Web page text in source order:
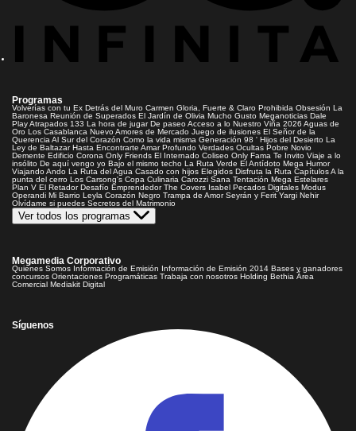
Programas
Volverías con tu Ex Detrás del Muro Carmen Gloria, Fuerte & Claro Prohibida Obsesión La
Baronesa Reunión de Superados El Jardín de Olivia Mucho Gusto Meganoticias Dale
PlayAtrapados 133 La hora de jugar De paseoAcceso a lo Nuestro Viña 2026 Aguas de
Oro Los Casablanca Nuevo Amores de Mercado Juego de ilusiones El Señor de la
Querencia Al Sur del Corazón Como la vida misma Generación 98 ' Hijos del Desierto La
Ley de Baltazar Hasta Encontrarte Amar Profundo Verdades Ocultas Pobre Novio
Demente Edificio Corona Only Friends El Internado Coliseo Only Fama Te Invito Viaje a lo
insólito De aquí vengo yo Bajo el mismo techo La Ruta Verde El Antídoto Mega Humor
Viajando Ando La Ruta del Agua Casado con hijos Elegidos Disfruta la Ruta CapítulosA la
punta del cerro Los Carsong's Copa Culinaria Carozzi Sana Tentación Mega Estelares
Plan V El Retador Desafío Emprendedor The Covers Isabel Pecados Digitales Modus
Operandi Mi Barrio Leyla Corazón Negro Trampa de Amor Seyrán y Ferit Yargi Nehir
Olvídame si puedes Secretos del Matrimonio
Ver todos los programas
Megamedia Corporativo
Quienes Somos Información de Emisión Información de Emisión 2014 Bases y ganadores
concursos Orientaciones Programáticas Trabaja con nosotros Holding Bethia Área
Comercial Mediakit Digital
Síguenos